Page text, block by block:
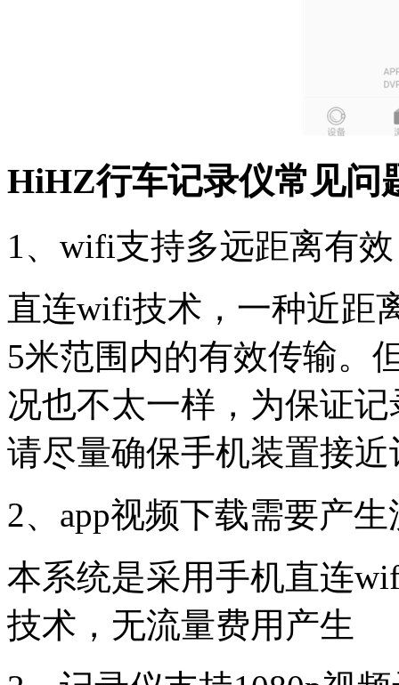
HiHZ行车记录仪常见问
1、wifi支持多远距离有
直连wifi技术，一种近距
5米范围内的有效传输。
况也不太一样，为保证
请尽量确保手机装置接
2、app视频下载需要产
本系统是采用手机直连
技术，无流量费用产生